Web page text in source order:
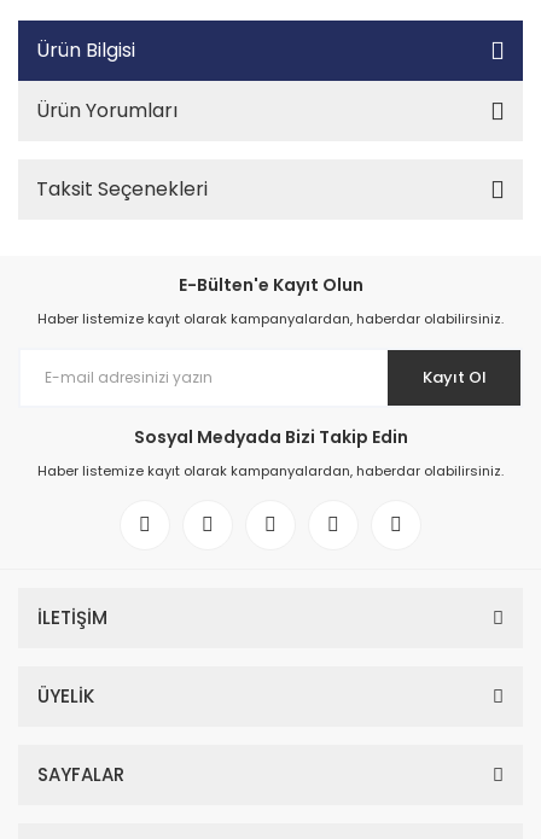
Ürün Bilgisi
Ürün Yorumları
Taksit Seçenekleri
E-Bülten'e Kayıt Olun
Haber listemize kayıt olarak kampanyalardan, haberdar olabilirsiniz.
Kayıt Ol
Sosyal Medyada Bizi Takip Edin
Haber listemize kayıt olarak kampanyalardan, haberdar olabilirsiniz.
İLETİŞİM
ÜYELİK
SAYFALAR